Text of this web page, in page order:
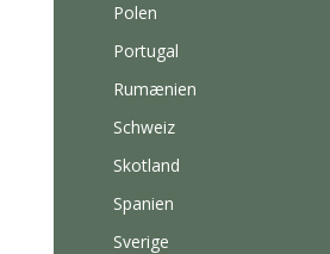
Polen
Portugal
Rumænien
Schweiz
Skotland
Spanien
Sverige